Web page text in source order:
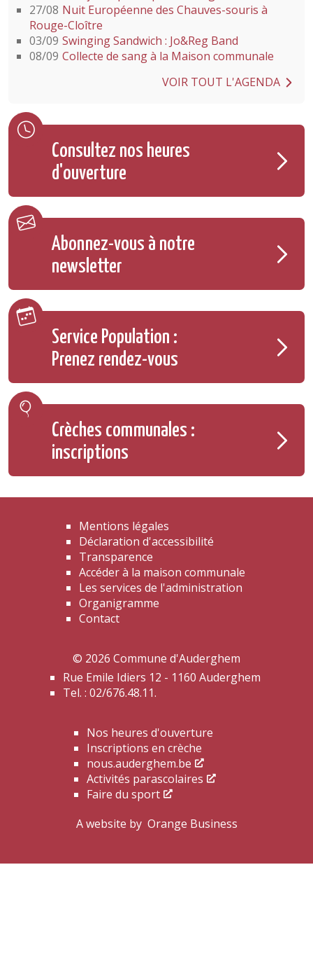
27/08 Nuit Européenne des Chauves-souris à
Rouge-Cloître
03/09 Swinging Sandwich : Jo&Reg Band
08/09 Collecte de sang à la Maison communale
VOIR TOUT L'AGENDA
Consultez nos heures
d'ouverture
Abonnez-vous à notre
newsletter
Service Population :
Prenez rendez-vous
Crèches communales :
inscriptions
Mentions légales
Déclaration d'accessibilité
Transparence
Accéder à la maison communale
Les services de l'administration
Organigramme
Contact
© 2026 Commune d'Auderghem
Rue Emile Idiers 12 - 1160 Auderghem
Tel. : 02/676.48.11.
Nos heures d'ouverture
Inscriptions en crèche
nous.auderghem.be
Activités parascolaires
Faire du sport
A website by Orange Business